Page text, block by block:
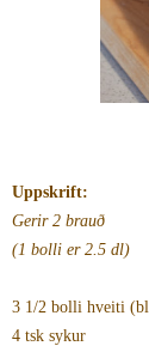
Uppskrift:
Gerir 2 brauð
(1 bolli er 2.5 dl)
3 1/2 bolli hveiti
4 tsk sykur